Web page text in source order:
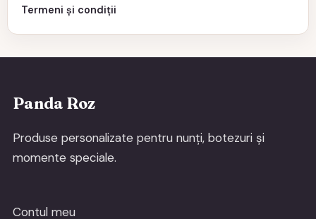
Termeni și condiții
Panda Roz
Produse personalizate pentru nunți, botezuri și
momente speciale.
Contul meu